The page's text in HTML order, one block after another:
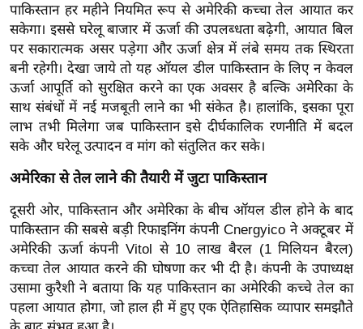
ली
वु
ड
फि
ल्म
स
मी
B
r
e
a
k
i
n
पाकिस्तान हर महीने नियमित रूप से अमेरिकी कच्चा तेल आयात कर
सकेगा। इससे घरेलू बाजार में ऊर्जा की उपलब्धता बढ़ेगी, आयात बिल
पर सकारात्मक असर पड़ेगा और ऊर्जा क्षेत्र में लंबे समय तक स्थिरता
बनी रहेगी। देखा जाये तो यह ऑयल डील पाकिस्तान के लिए न केवल
ऊर्जा आपूर्ति को सुरक्षित करने का एक अवसर है बल्कि अमेरिका के
साथ संबंधों में नई मजबूती लाने का भी संकेत है। हालांकि, इसका पूरा
लाभ तभी मिलेगा जब पाकिस्तान इसे दीर्घकालिक रणनीति में बदल
सके और घरेलू उत्पादन व मांग को संतुलित कर सके।
अमेरिका से तेल लाने की तैयारी में जुटा पाकिस्तान
दूसरी ओर, पाकिस्तान और अमेरिका के बीच ऑयल डील होने के बाद
पाकिस्तान की सबसे बड़ी रिफाइनिंग कंपनी Cnergyico ने अक्टूबर में
अमेरिकी ऊर्जा कंपनी Vitol से 10 लाख बैरल (1 मिलियन बैरल)
कच्चा तेल आयात करने की घोषणा कर भी दी है। कंपनी के उपाध्यक्ष
उसामा कुरैशी ने बताया कि यह पाकिस्तान का अमेरिकी कच्चे तेल का
पहला आयात होगा, जो हाल ही में हुए एक ऐतिहासिक व्यापार समझौते